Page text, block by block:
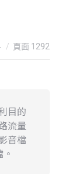
頁面 1292
目的
流量
音檔